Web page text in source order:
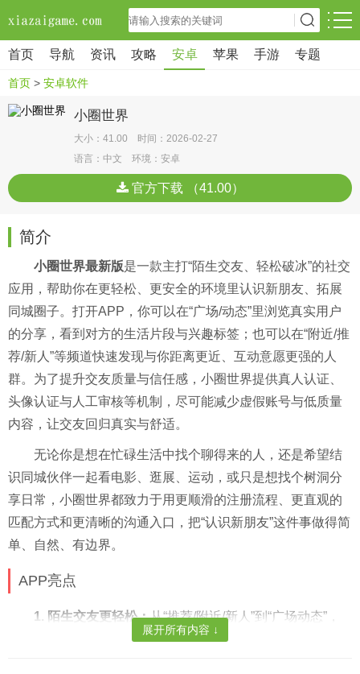
首页 导航 资讯 攻略 安卓 苹果 手游 专题
首页 > 安卓软件
小圈世界
大小：41.00 时间：2026-02-27
语言：中文 环境：安卓
官方下载 （41.00）
简介
小圈世界最新版是一款主打“陌生交友、轻松破冰”的社交
应用，帮助你在更轻松、更安全的环境里认识新朋友、拓展
同城圈子。打开APP，你可以在“广场/动态”里浏览真实用户
的分享，看到对方的生活片段与兴趣标签；也可以在“附近/推
荐/新人”等频道快速发现与你距离更近、互动意愿更强的人
群。为了提升交友质量与信任感，小圈世界提供真人认证、
头像认证与人工审核等机制，尽可能减少虚假账号与低质量
内容，让交友回归真实与舒适。
无论你是想在忙碌生活中找个聊得来的人，还是希望结
识同城伙伴一起看电影、逛展、运动，或只是想找个树洞分
享日常，小圈世界都致力于用更顺滑的注册流程、更直观的
匹配方式和更清晰的沟通入口，把“认识新朋友”这件事做得简
单、自然、有边界。
APP亮点
1. 陌生交友更轻松：从“推荐/附近/新人”到“广场动态”，
多入口覆盖你的交友场景，随时刷到想聊的人，一键打招呼
展开所有内容 ↓